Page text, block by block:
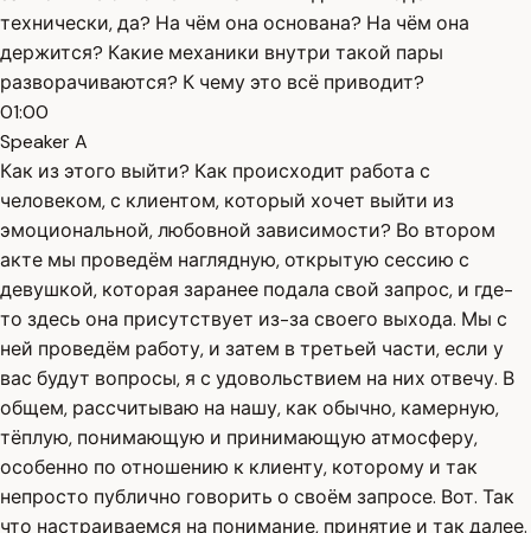
технически, да? На чём она основана? На чём она
держится? Какие механики внутри такой пары
разворачиваются? К чему это всё приводит?
01:00
Speaker A
Как из этого выйти? Как происходит работа с
человеком, с клиентом, который хочет выйти из
эмоциональной, любовной зависимости? Во втором
акте мы проведём наглядную, открытую сессию с
девушкой, которая заранее подала свой запрос, и где-
то здесь она присутствует из-за своего выхода. Мы с
ней проведём работу, и затем в третьей части, если у
вас будут вопросы, я с удовольствием на них отвечу. В
общем, рассчитываю на нашу, как обычно, камерную,
тёплую, понимающую и принимающую атмосферу,
особенно по отношению к клиенту, которому и так
непросто публично говорить о своём запросе. Вот. Так
что настраиваемся на понимание, принятие и так далее.